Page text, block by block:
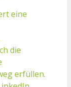
eine
die
erfüllen.